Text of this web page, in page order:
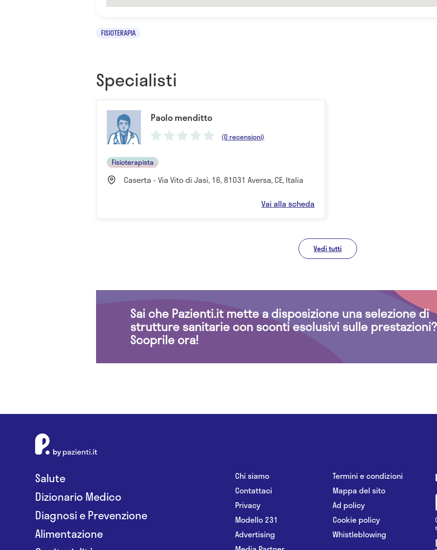
FISIOTERAPIA
Specialisti
Paolo menditto
(0 recensioni)
Fisioterapista
Caserta - Via Vito di Jasi, 16, 81031 Aversa, CE, Italia
Vai alla scheda
Vedi tutti
Sai che Pazienti.it mette a disposizione una selezione di
strutture sanitarie con sconti esclusivi sulle prestazioni?
Scoprile ora!
Salute
Dizionario Medico
Diagnosi e Prevenzione
Alimentazione
Chi siamo
Contattaci
Privacy
Modello 231
Advertising
Termini e condizioni
Mappa del sito
Ad policy
Cookie policy
Whistleblowing